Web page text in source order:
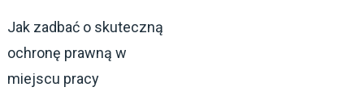
Jak zadbać o skuteczną
ochronę prawną w
miejscu pracy